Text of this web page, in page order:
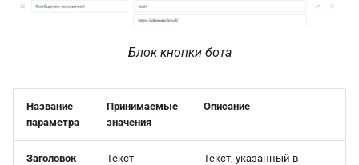
Блок кнопки бота
Название
параметра
Принимаемые
значения
Описание
Заголовок Текст
Текст, указанный в